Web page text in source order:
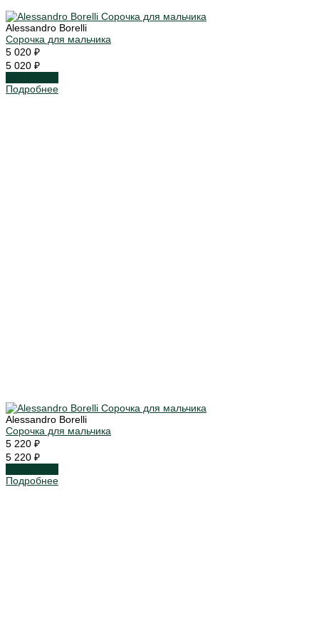
Alessandro Borelli
Сорочка для мальчика
5 020 ₽
5 020 ₽
Подробнее
Alessandro Borelli
Сорочка для мальчика
5 220 ₽
5 220 ₽
Подробнее